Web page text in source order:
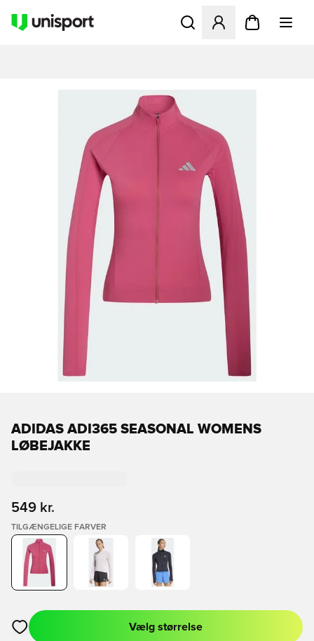
Åbner en Modal til at
ADIDAS ADI365 SEASONAL WOMENS
LØBEJAKKE
549 kr.
TILGÆNGELIGE FARVER
Åbner en Modal til at logge ind eller tilmelde dig som medlem
Vælg størrelse